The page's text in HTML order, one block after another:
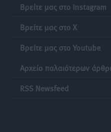
Βρείτε μας στο Instagram
Βρείτε μας στο X
Βρείτε μας στο Youtube
Αρχείο παλαιότερων
RSS Newsfeed